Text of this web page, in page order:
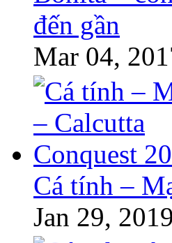
đến gần
Mar 04,
Cá tính –
Jan 29, 2019